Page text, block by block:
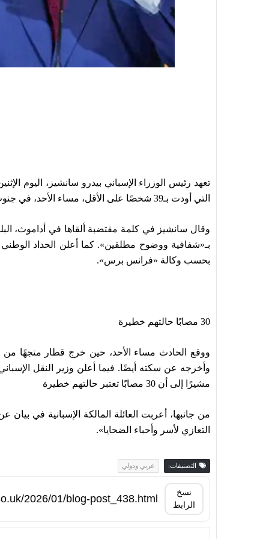
تعهد رئيس الوزراء الإسباني بيدرو سانشيز، اليوم
التي أودت بـ39 شخصًا على الأقل، مساء الأحد، في جنوب إسبانيا.
وقال سانشيز في كلمة مقتضبة ألقاها في أداموث،
بـ«شفافية ووضوح مطلقين». كما أعلن الحداد
بحسب وكالة «فرانس برس».
30 مصابًا حالتهم خطيرة
ووقع الحادث مساء الأحد، حين خرج قطار متجهًا
وأخرجه عن سكته أيضًا. فيما أعلن وزير النقل
مشيرًا إلى أن 30 مصابًا تعتبر حالتهم خطيرة
من جانبها، أعربت العائلة المالكة الإسبانية في
التعازي لأسر وأحباء الضحايا».
التصنيفات: عربي ودولي
نسخ
الرابط